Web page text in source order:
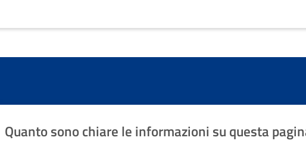
Quanto sono chiare le informazioni su questa